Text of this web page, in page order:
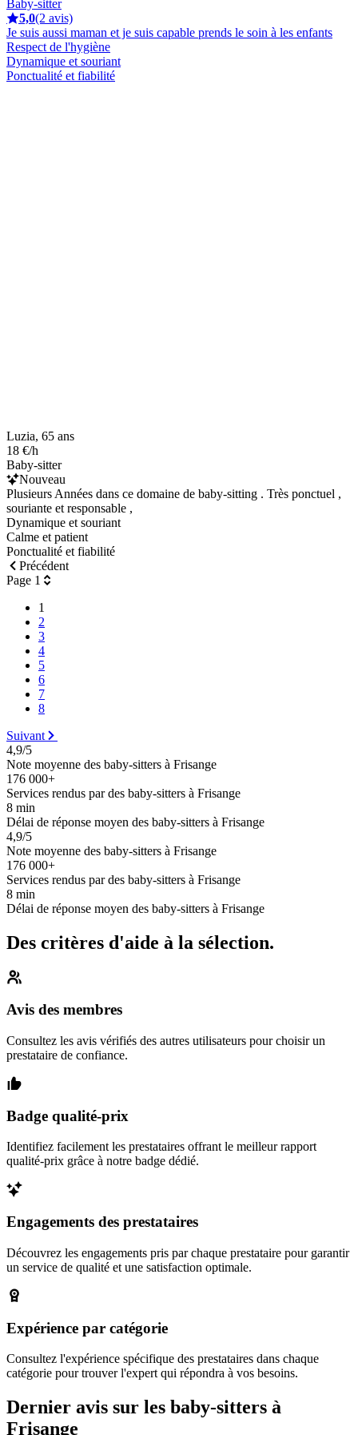
Baby-sitter
5,0(2 avis)
Je suis aussi maman et je suis capable prends le soin à les enfants
Respect de l'hygiène
Dynamique et souriant
Ponctualité et fiabilité
Luzia, 65 ans
18 €/h
Baby-sitter
Nouveau
Plusieurs Années dans ce domaine de baby-sitting . Très ponctuel ,
souriante et responsable ,
Dynamique et souriant
Calme et patient
Ponctualité et fiabilité
Précédent
Page 1
1
2
3
4
5
6
7
8
Suivant
4,9/5
Note moyenne des baby-sitters à Frisange
176 000+
Services rendus par des baby-sitters à Frisange
8 min
Délai de réponse moyen des baby-sitters à Frisange
4,9/5
Note moyenne des baby-sitters à Frisange
176 000+
Services rendus par des baby-sitters à Frisange
8 min
Délai de réponse moyen des baby-sitters à Frisange
Des critères d'aide à la sélection.
Avis des membres
Consultez les avis vérifiés des autres utilisateurs pour choisir un
prestataire de confiance.
Badge qualité-prix
Identifiez facilement les prestataires offrant le meilleur rapport
qualité-prix grâce à notre badge dédié.
Engagements des prestataires
Découvrez les engagements pris par chaque prestataire pour garantir
un service de qualité et une satisfaction optimale.
Expérience par catégorie
Consultez l'expérience spécifique des prestataires dans chaque
catégorie pour trouver l'expert qui répondra à vos besoins.
Dernier avis sur les baby-sitters à
Frisange